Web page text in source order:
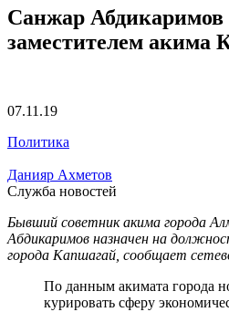
Санжар Абдикаримов
заместителем акима
07.11.19
Политика
Данияр Ахметов
Служба новостей
Бывший советник акима города
Абдикаримов назначен на
города Капшагай, сообщает
По данным акимата города
курировать сферу